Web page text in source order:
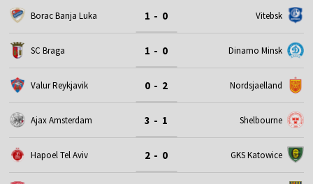
Borac Banja Luka 1 - 0 Vitebsk
SC Braga 1 - 0 Dinamo Minsk
Valur Reykjavik 0 - 2 Nordsjaelland
Ajax Amsterdam 3 - 1 Shelbourne
Hapoel Tel Aviv 2 - 0 GKS Katowice